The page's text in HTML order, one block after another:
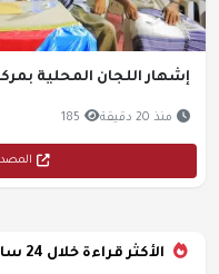
إشهار اللجان المحلية
منذ 20 دقيقة 185
الأكثر قراءة خلال 24 ساعة